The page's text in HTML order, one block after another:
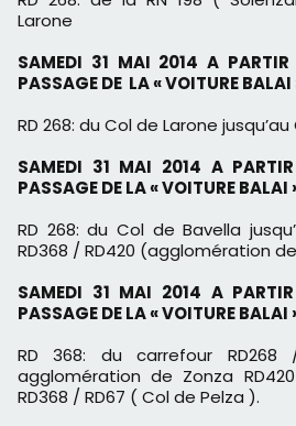
Larone
SAMEDI 31 MAI 2014 A PARTIR
PASSAGE DE LA « VOITURE BALAI
RD 268: du Col de Larone
SAMEDI 31 MAI 2014 A PARTIR
PASSAGE DELA « VOITURE BALAI
RD 268: du Col de Bavella
RD368 / RD420 (agglomération
SAMEDI 31 MAI 2014 A PARTIR
PASSAGE DELA « VOITURE BALAI
RD 368: du carrefour
agglomération de Zonza
RD368 / RD67 ( Col de Pelza ).